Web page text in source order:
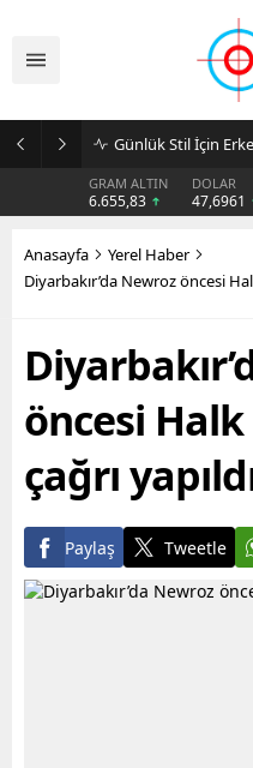
Günlük Stil İçin
GRAM ALTIN
6.655,83
DOLAR
47,6961
Anasayfa
Yerel Haber
Diyarbakır’da Newroz öncesi
öncesi
çağrı
Paylaş Tweetle